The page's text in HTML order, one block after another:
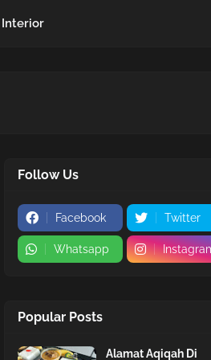
Interior
Follow Us
Facebook Twitter
Whatsapp
Popular Posts
Alamat Aqiqah Di